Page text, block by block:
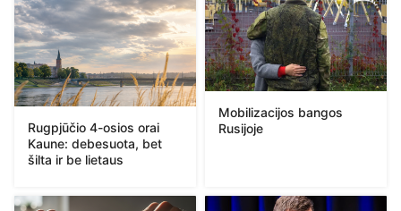
Rugpjūčio 4-osios orai
Kaune: debesuota, bet
šilta ir be lietaus
Mobilizacijos bangos
Rusijoje